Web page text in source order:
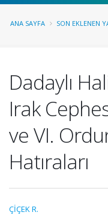
ANA SAYFA SON EKLENEN
Dadaylı
Irak
ve VI.
Hatıraları
ÇİÇEK R.